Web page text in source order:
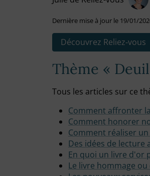
Dernière mise à jour le 19/01/
Découvrez Reliez‑vous
Thème «
Tous les articles sur ce
Comment affronter
Comment honorer
Comment réaliser
Des idées de lecture
En quoi un livre d'or
Le livre hommage